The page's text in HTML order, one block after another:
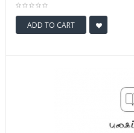
ADD TO CART